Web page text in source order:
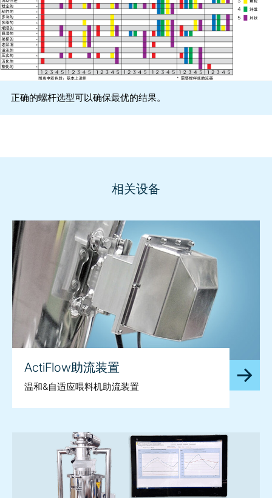
正确的螺杆选型可以确保最优的结果。
相关设备
ActiFlow助流装置
温和&自适应喂料机助流装置